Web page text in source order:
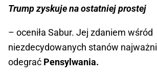
Trump zyskuje na ostatniej prostej
– oceniła Sabur. Jej zdaniem wśród
niezdecydowanych stanów
odegrać Pensylwania.